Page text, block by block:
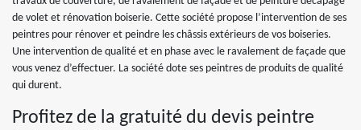
de volet et rénovation boiserie. Cette société propose l’intervention de ses
peintres pour rénover et peindre les châssis extérieurs de vos boiseries.
Une intervention de qualité et en phase avec le ravalement de façade que
vous venez d’effectuer. La société dote ses peintres de produits de qualité
qui durent.
Profitez de la gratuité du devis peintre